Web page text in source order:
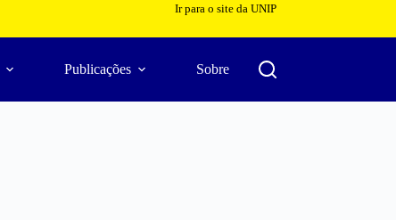
Ir para o site da UNIP
Publicações Sobre